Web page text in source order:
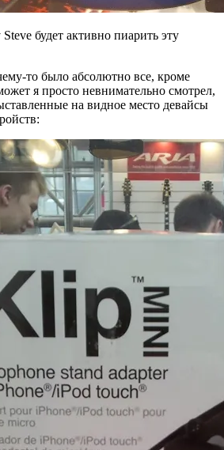
будет активно пиарить эту
то было абсолютно все, кроме
я просто невнимательно смотрел,
на видное место девайсы